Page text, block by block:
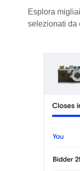
Esplora
selezionati da